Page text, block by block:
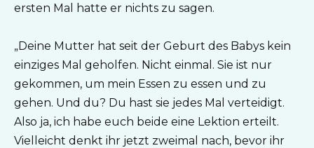
ersten Mal hatte er nichts zu sagen.
„Deine Mutter hat seit der Geburt des Babys kein
einziges Mal geholfen. Nicht einmal. Sie ist nur
gekommen, um mein Essen zu essen und zu
gehen. Und du? Du hast sie jedes Mal verteidigt.
Also ja, ich habe euch beide eine Lektion erteilt.
Vielleicht denkt ihr jetzt zweimal nach, bevor ihr